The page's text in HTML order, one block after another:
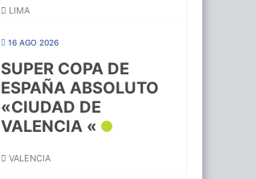
LIMA
16 AGO 2026
SUPER COPA DE
ESPAÑA ABSOLUTO
«CIUDAD DE
VALENCIA «
VALENCIA